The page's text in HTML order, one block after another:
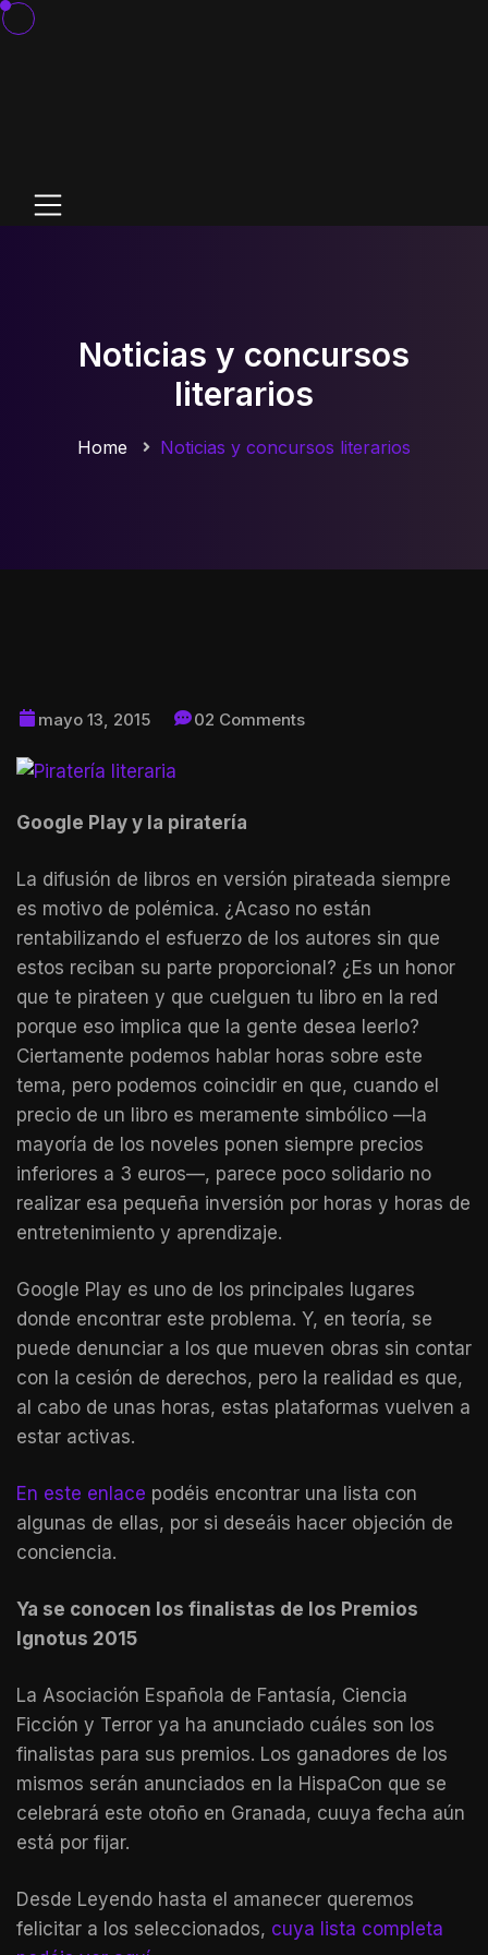
Noticias y concursos
literarios
Home Noticias y concursos literarios
mayo 13, 2015 02 Comments
Google Play y la piratería
La difusión de libros en versión pirateada siempre
es motivo de polémica. ¿Acaso no están
rentabilizando el esfuerzo de los autores sin que
estos reciban su parte proporcional? ¿Es un honor
que te pirateen y que cuelguen tu libro en la red
porque eso implica que la gente desea leerlo?
Ciertamente podemos hablar horas sobre este
tema, pero podemos coincidir en que, cuando el
precio de un libro es meramente simbólico —la
mayoría de los noveles ponen siempre precios
inferiores a 3 euros—, parece poco solidario no
realizar esa pequeña inversión por horas y horas de
entretenimiento y aprendizaje.
Google Play es uno de los principales lugares
donde encontrar este problema. Y, en teoría, se
puede denunciar a los que mueven obras sin contar
con la cesión de derechos, pero la realidad es que,
al cabo de unas horas, estas plataformas vuelven a
estar activas.
En este enlace podéis encontrar una lista con
algunas de ellas, por si deseáis hacer objeción de
conciencia.
Ya se conocen los finalistas de los Premios
Ignotus 2015
La Asociación Española de Fantasía, Ciencia
Ficción y Terror ya ha anunciado cuáles son los
finalistas para sus premios. Los ganadores de los
mismos serán anunciados en la HispaCon que se
celebrará este otoño en Granada, cuuya fecha aún
está por fijar.
Desde Leyendo hasta el amanecer queremos
felicitar a los seleccionados, cuya lista completa